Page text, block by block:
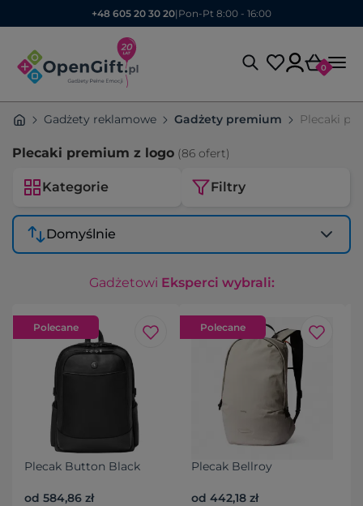
+48 605 20 30 20| Pon-Pt 8:00 - 16:00
0
Gadżety reklamowe Gadżety premium Plecaki
Plecaki premium z logo (86 ofert)
Kategorie Filtry
Domyślnie
Gadżetowi Eksperci wybrali:
Polecane
Plecak Button Black
od 584,86 zł
Polecane
Plecak Bellroy
od 442,18 zł